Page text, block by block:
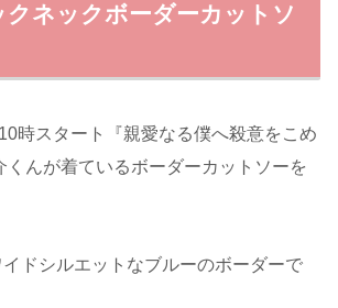
クネックボーダーカットソ
時スタート『親愛なる僕へ殺意をこめ
くんが着ているボーダーカットソーを
ドシルエットなブルーのボーダーで